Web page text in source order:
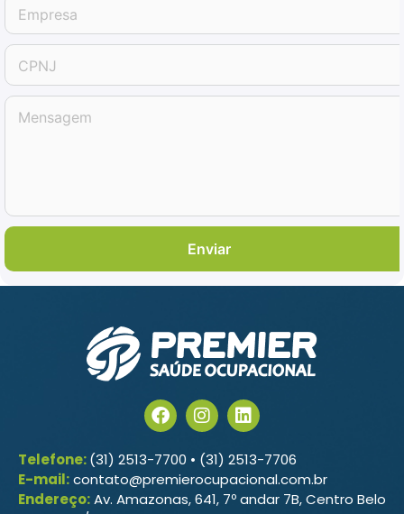
Enviar
Telefone:(31) 2513-7700 • (31) 2513-7706
E-mail:contato@premierocupacional.com.br
Endereço:Av. Amazonas, 641, 7º andar 7B, Centro Belo